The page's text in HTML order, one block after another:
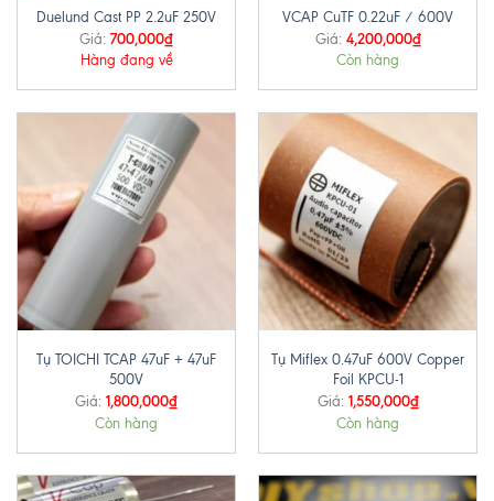
Duelund Cast PP 2.2uF 250V
Giá: 700,000₫
Hàng đang về
VCAP CuTF 0.22uF / 600V
Giá: 4,200,000₫
Còn hàng
Tụ TOICHI TCAP 47uF + 47uF
500V
Giá: 1,800,000₫
Còn hàng
Tụ Miflex 0.47uF 600V Copper
Foil KPCU-1
Giá: 1,550,000₫
Còn hàng